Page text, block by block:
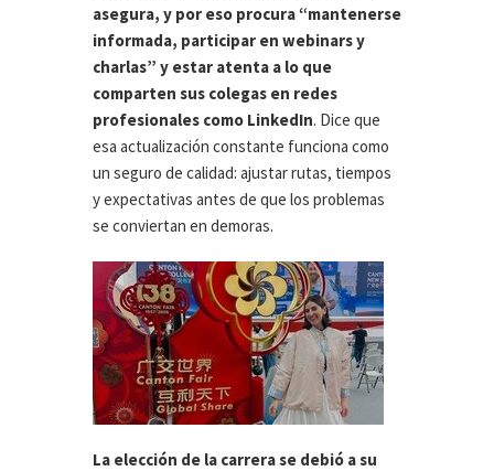
asegura, y por eso procura “mantenerse
informada, participar en webinars y
charlas” y estar atenta a lo que
comparten sus colegas en redes
profesionales como LinkedIn. Dice que
esa actualización constante funciona como
un seguro de calidad: ajustar rutas, tiempos
y expectativas antes de que los problemas
se conviertan en demoras.
La elección de la carrera se debió a su